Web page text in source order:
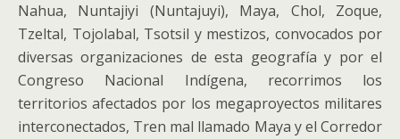
Nahua, Nuntajiyi (Nuntajuyi), Maya, Chol, Zoque,
Tzeltal, Tojolabal, Tsotsil y mestizos, convocados por
diversas organizaciones de esta geografía y por el
Congreso Nacional Indígena, recorrimos los
territorios afectados por los megaproyectos militares
interconectados, Tren mal llamado Maya y el Corredor